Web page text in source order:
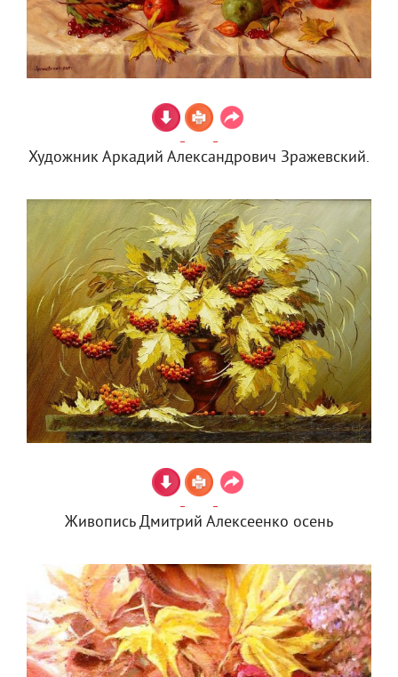
Художник Аркадий Александрович Зражевский.
Живопись Дмитрий Алексеенко осень